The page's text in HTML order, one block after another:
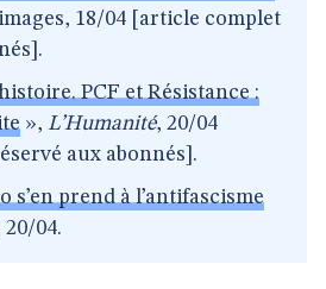
18/04 [article complet
PCF et Résistance :
», L’Humanité, 20/04
aux abonnés].
s’en prend à l’antifascisme
20/04.